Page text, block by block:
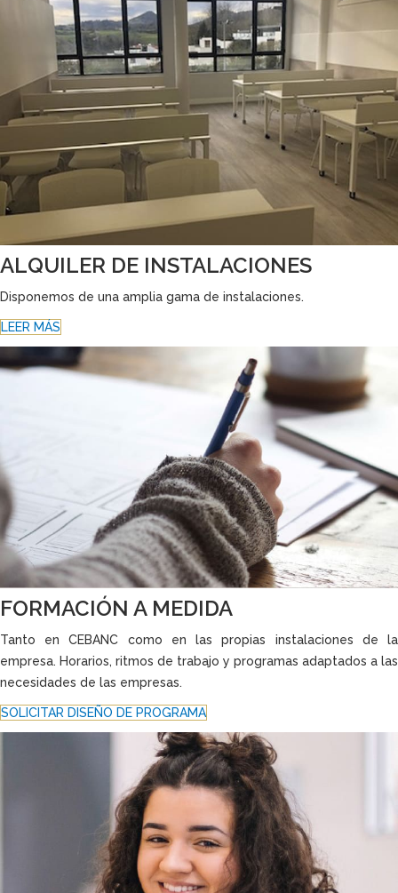
ALQUILER DE INSTALACIONES
Disponemos de una amplia gama de instalaciones.
LEER MÁS
FORMACIÓN A MEDIDA
Tanto en CEBANC como en las propias instalaciones de la
empresa. Horarios, ritmos de trabajo y programas adaptados a las
necesidades de las empresas.
SOLICITAR DISEÑO DE PROGRAMA